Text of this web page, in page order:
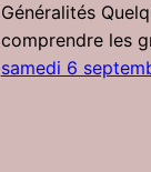
Généralités
comprendre les
samedi 6